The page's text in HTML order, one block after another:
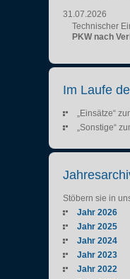
31.07.2026
Technischer
PKW nach
Im Laufe
„Einsätze“
„Sonstige“
Stöbern sie in
Jahr 2026
Jahr 2025
Jahr 2024
Jahr 2023
Jahr 2022